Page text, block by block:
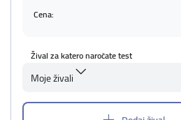
Cena:
Žival za katero naročate test
Moje živali